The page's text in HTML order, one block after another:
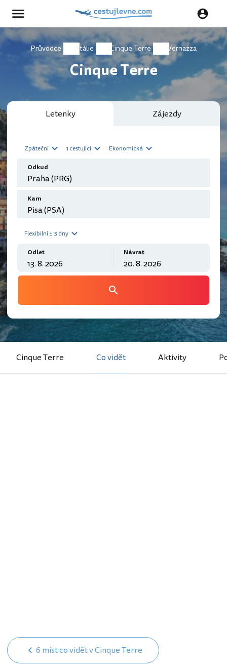
Průvodce Itálie Cinque Terre Vernazza
Cinque Terre
Letenky Zájezdy
Zpáteční 1 cestující Ekonomická
Odkud
Kam
Flexibilní ± 3 dny
Odlet Návrat
Cinque Terre Co vidět Aktivity
6 míst co vidět v Cinque Terre